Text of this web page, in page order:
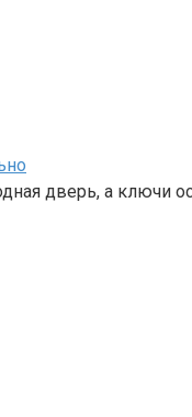
дверь, а ключи